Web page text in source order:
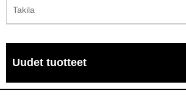
Takila
Uudet tuotteet